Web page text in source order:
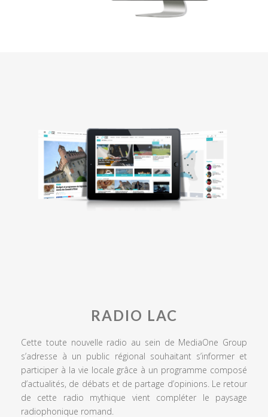
RADIO LAC
Cette toute nouvelle radio au sein de MediaOne Group
s’adresse à un public régional souhaitant s’informer et
participer à la vie locale grâce à un programme composé
d’actualités, de débats et de partage d’opinions. Le retour
de cette radio mythique vient compléter le paysage
radiophonique romand.